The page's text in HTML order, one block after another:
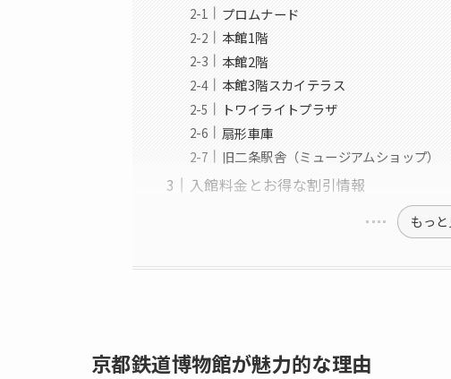
プロムナード
本館1階
本館2階
本館3階スカイテラス
トワイライトプラザ
扇形車庫
旧二条駅舎（ミュージアムショップ）
入館料金とお得な割引情報
もっと
京都鉄道博物館が魅力的な理由